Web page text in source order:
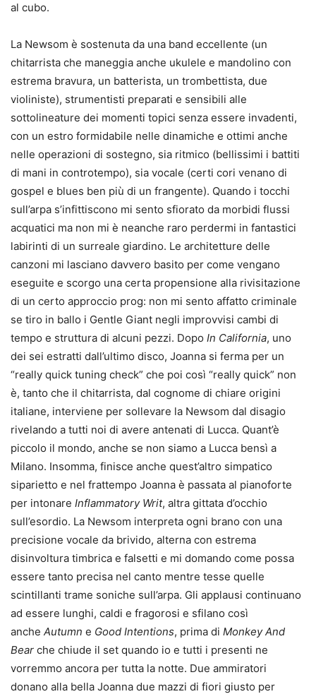
al cubo.
La Newsom è sostenuta da una band eccellente (un
chitarrista che maneggia anche ukulele e mandolino con
estrema bravura, un batterista, un trombettista, due
violiniste), strumentisti preparati e sensibili alle
sottolineature dei momenti topici senza essere invadenti,
con un estro formidabile nelle dinamiche e ottimi anche
nelle operazioni di sostegno, sia ritmico (bellissimi i battiti
di mani in controtempo), sia vocale (certi cori venano di
gospel e blues ben più di un frangente). Quando i tocchi
sull’arpa s’infittiscono mi sento sfiorato da morbidi flussi
acquatici ma non mi è neanche raro perdermi in fantastici
labirinti di un surreale giardino. Le architetture delle
canzoni mi lasciano davvero basito per come vengano
eseguite e scorgo una certa propensione alla rivisitazione
di un certo approccio prog: non mi sento affatto criminale
se tiro in ballo i Gentle Giant negli improvvisi cambi di
tempo e struttura di alcuni pezzi. Dopo In California, uno
dei sei estratti dall’ultimo disco, Joanna si ferma per un
“really quick tuning check” che poi così “really quick” non
è, tanto che il chitarrista, dal cognome di chiare origini
italiane, interviene per sollevare la Newsom dal disagio
rivelando a tutti noi di avere antenati di Lucca. Quant’è
piccolo il mondo, anche se non siamo a Lucca bensì a
Milano. Insomma, finisce anche quest’altro simpatico
siparietto e nel frattempo Joanna è passata al pianoforte
per intonare Inflammatory Writ, altra gittata d’occhio
sull’esordio. La Newsom interpreta ogni brano con una
precisione vocale da brivido, alterna con estrema
disinvoltura timbrica e falsetti e mi domando come possa
essere tanto precisa nel canto mentre tesse quelle
scintillanti trame soniche sull’arpa. Gli applausi continuano
ad essere lunghi, caldi e fragorosi e sfilano così
anche Autumn e Good Intentions, prima di Monkey And
Bear che chiude il set quando io e tutti i presenti ne
vorremmo ancora per tutta la notte. Due ammiratori
donano alla bella Joanna due mazzi di fiori giusto per